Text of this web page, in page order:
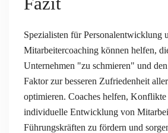
Spezialisten für Personalentwicklung
Mitarbeitercoaching können helfen,
Unternehmen "zu schmieren" und
Faktor zur besseren Zufriedenheit
optimieren. Coaches helfen,
individuelle Entwicklung von
Führungskräften zu fördern und